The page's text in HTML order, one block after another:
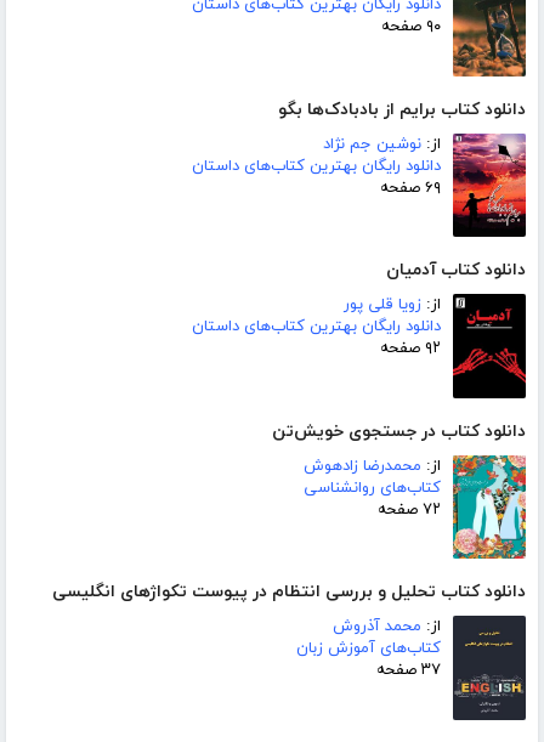
دانلود رایگان بهترین کتاب‌های داستان
۹۰ صفحه
دانلود کتاب برایم از بادبادک‌ها بگو
از: نوشین جم نژاد
دانلود رایگان بهترین کتاب‌های داستان
۶۹ صفحه
دانلود کتاب آدمیان
از: زویا قلی پور
دانلود رایگان بهترین کتاب‌های داستان
۹۲ صفحه
دانلود کتاب در جستجوی خویش‌تن
از: محمدرضا زادهوش
کتاب‌های روانشناسی
۷۲ صفحه
دانلود کتاب تحلیل و بررسی انتظام در پیوست تکواژهای انگلیسی
از: محمد آذروش
کتاب‌های آموزش زبان
۳۷ صفحه